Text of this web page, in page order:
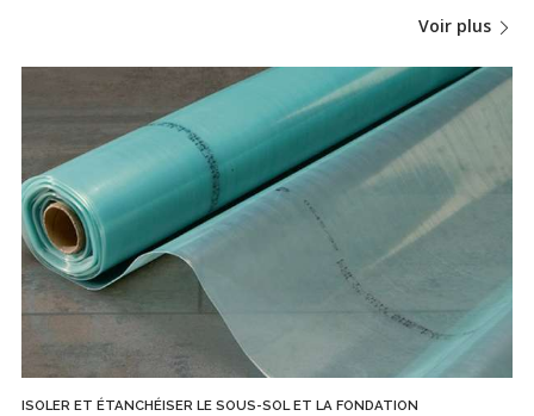
Voir plus
ISOLER ET ÉTANCHÉISER LE SOUS-SOL ET LA FONDATION